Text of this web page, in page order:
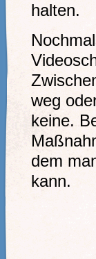
halten.
weg
keine.
dem
kann.